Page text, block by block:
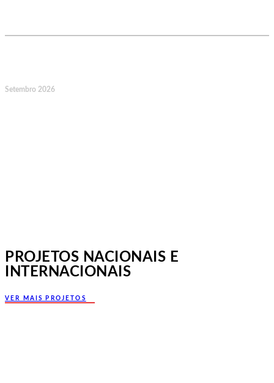
Setembro 2026
PROJETOS NACIONAIS E
INTERNACIONAIS
VER MAIS PROJETOS